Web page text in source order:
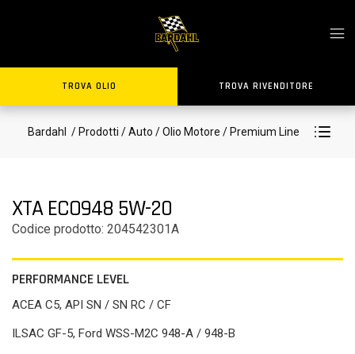
TROVA OLIO TROVA RIVENDITORE
Bardahl / Prodotti / Auto / Olio Motore / Premium Line
XTA ECO948 5W-20
Codice prodotto: 204542301A
PERFORMANCE LEVEL
ACEA C5, API SN / SN RC / CF
ILSAC GF-5, Ford WSS-M2C 948-A / 948-B